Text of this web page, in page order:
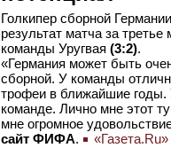
Голкипер сборной
результат матча за
команды Уругвая (3:2).
«Германия может быть
сборной. У команды
трофеи в ближайшие годы.
команде. Лично мне этот
мне огромное
сайт ФИФА.
«Газета.Ru»